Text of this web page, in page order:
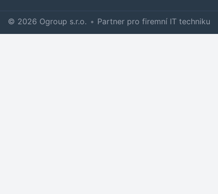
© 2026 Ogroup s.r.o. • Partner pro firemní IT techniku